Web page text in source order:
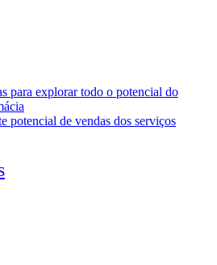
para explorar todo o potencial do
potencial de vendas dos serviços